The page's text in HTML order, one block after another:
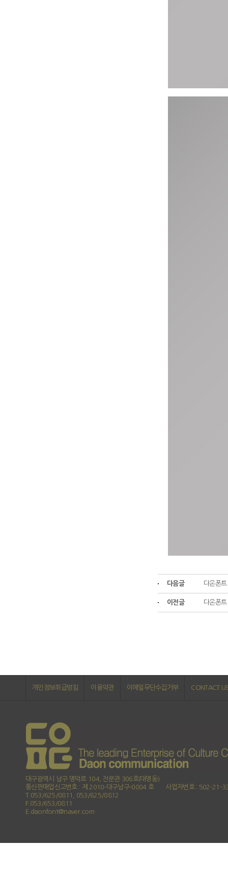
다음글 다온폰
이전글 다온폰
개인정보취급방침 이용약관 이메일무단수집거부 CONTACT
대구광역시 남구 명덕로 104, 전문관 306호(대명동)
통신판매업신고번호 : 제 2010-대구남구-0004 호
사업자번호 : 502-21-
T.053/625/0811, 053/625/0812
F.053/653/0811
E.daonfont@naver.com